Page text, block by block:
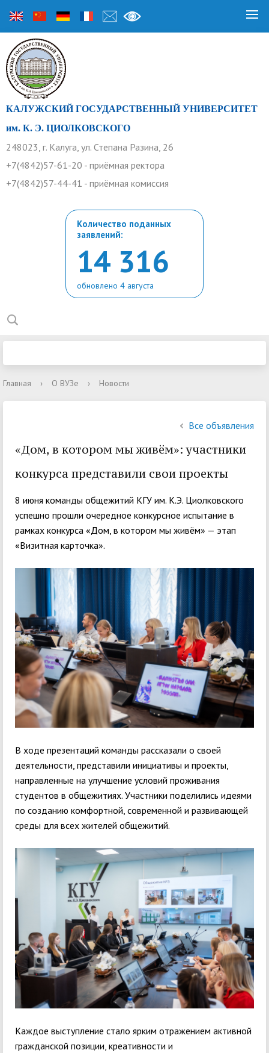
КАЛУЖСКИЙ ГОСУДАРСТВЕННЫЙ УНИВЕРСИТЕТ
им. К. Э. ЦИОЛКОВСКОГО
248023, г. Калуга, ул. Степана Разина, 26
+7(4842)57-61-20 - приёмная ректора
+7(4842)57-44-41 - приёмная комиссия
Количество поданных
заявлений:
14 316
обновлено 4 августа
Главная › О ВУЗе › Новости
Все объявления
«Дом, в котором мы живём»: участники
конкурса представили свои проекты
8 июня команды общежитий КГУ им. К.Э. Циолковского
успешно прошли очередное конкурсное испытание в
рамках конкурса «Дом, в котором мы живём» — этап
«Визитная карточка».
В ходе презентаций команды рассказали о своей
деятельности, представили инициативы и проекты,
направленные на улучшение условий проживания
студентов в общежитиях. Участники поделились идеями
по созданию комфортной, современной и развивающей
среды для всех жителей общежитий.
Каждое выступление стало ярким отражением активной
гражданской позиции, креативности и